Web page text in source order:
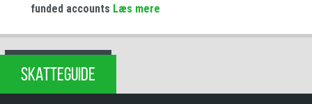
funded accounts Læs mere
SKATTEGUIDE